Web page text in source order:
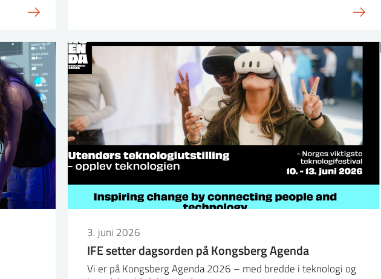
3. juni 2026
IFE setter dagsorden på Kongsberg Agenda
Vi er på Kongsberg Agenda 2026 – med bredde i teknologi og